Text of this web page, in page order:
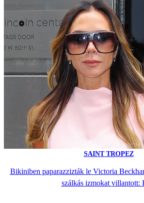
SAINT TROPEZ
Bikiniben paparazzizták le Victoria
szálkás izmokat villantott: